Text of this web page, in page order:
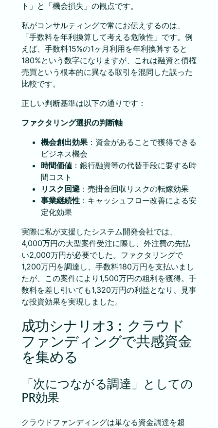
ト」と「機会損失」の観点です。
私がコンサルティングで常にお伝えするのは、
「手数料を年利換算して考える危険性」です。例
えば、手数料15%の1ヶ月利用を年利換算すると
180%という数字になりますが、これは融資と債権
売買という根本的に異なる取引を混同した誤った
比較です。
正しい判断基準は以下の通りです：
ファクタリング選択の判断軸
機会創出効果：資金があることで獲得できる
ビジネス機会
時間価値：銀行融資等の代替手段に要する時
間コスト
リスク回避：売掛金回収リスクの転嫁効果
事業継続性：キャッシュフロー改善による安
定化効果
実際に私が支援したシステム開発会社では、
4,000万円の大型案件受注に際し、外注費の先払
い2,000万円が必要でした。ファクタリングで
1,200万円を調達し、手数料180万円を支払いまし
たが、この案件により1,500万円の粗利を獲得。手
数料を差し引いても1,320万円の利益となり、見事
な投資効果を実現しました。
成功シナリオ3：クラウド
ファンディングで共感資金
を集める
「次につながる調達」としての
PR効果
クラウドファンディングは単なる資金調達を超